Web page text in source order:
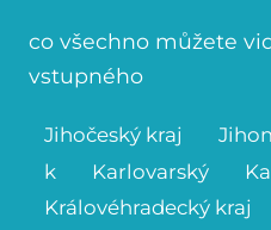
co všechno můžete
vstupného
Jihočeský kraj
k
Karlovarský
Královéhradecký kraj